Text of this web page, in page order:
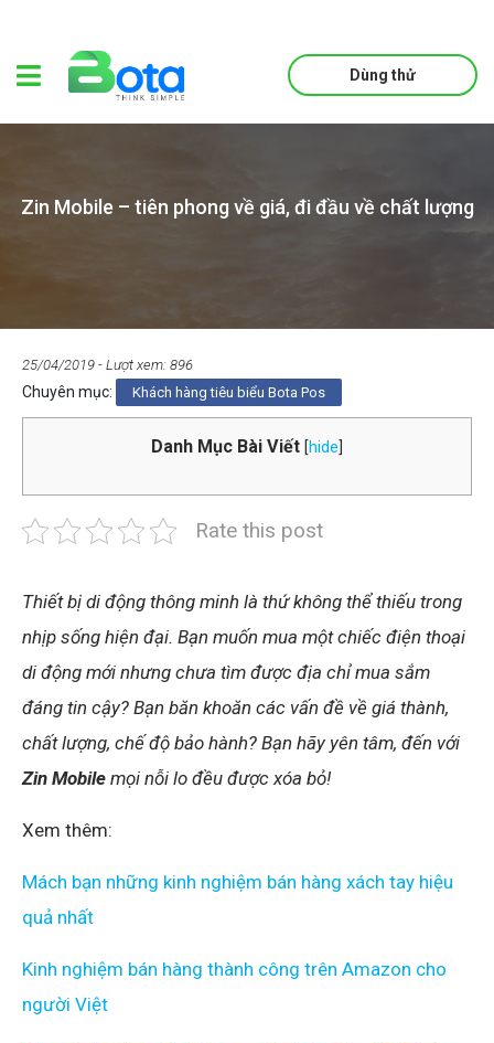
Dùng thử
Zin Mobile – tiên phong về giá, đi đầu về chất lượng
25/04/2019 - Lượt xem: 896
Chuyên mục: Khách hàng tiêu biểu Bota Pos
Danh Mục Bài Viết [hide
Rate this post
Thiết bị di động thông minh là thứ không thể thiếu trong
nhịp sống hiện đại. Bạn muốn mua một chiếc điện thoại
di động mới nhưng chưa tìm được địa chỉ mua sắm
đáng tin cậy? Bạn băn khoăn các vấn đề về giá thành,
chất lượng, chế độ bảo hành? Bạn hãy yên tâm, đến với
Zin Mobile mọi nỗi lo đều được xóa bỏ!
Xem thêm:
Mách bạn những kinh nghiệm bán hàng xách tay hiệu
quả nhất
Kinh nghiệm bán hàng thành công trên Amazon cho
người Việt